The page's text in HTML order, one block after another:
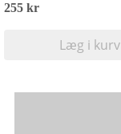
255 kr
Læg i kurv